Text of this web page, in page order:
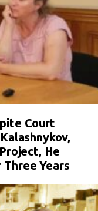
Court
He
Three Years